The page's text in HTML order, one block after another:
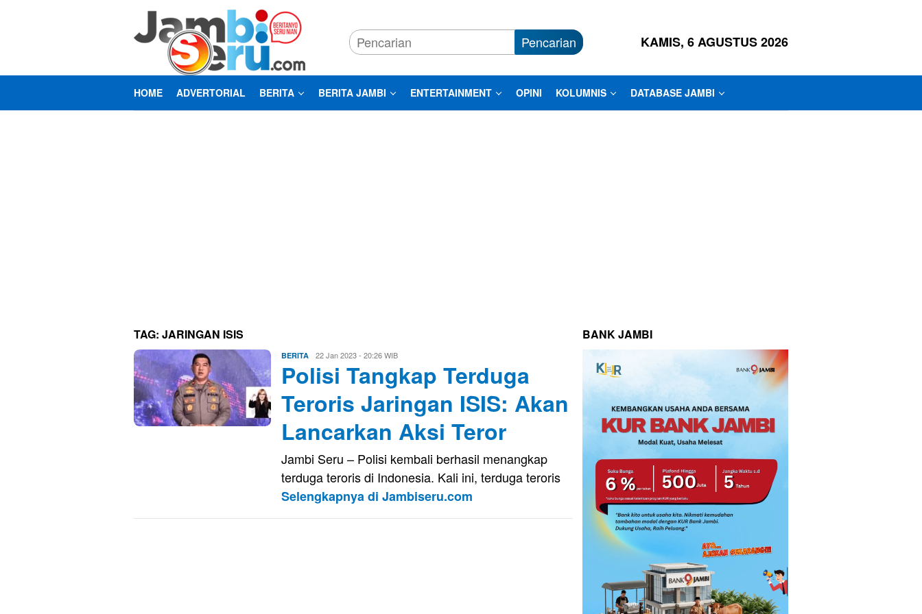
Pencarian KAMIS, 6 AGUSTUS 2026
HOME ADVERTORIAL BERITA BERITA JAMBI ENTERTAINMENT OPINI KOLUMNIS DATABASE JAMBI
TAG: JARINGAN ISIS
BERITA Firman
Saputra
22 Jan 2023 - 20:26 WIB
Polisi Tangkap Terduga
Teroris Jaringan ISIS: Akan
Lancarkan Aksi Teror
Jambi Seru – Polisi kembali berhasil menangkap
terduga teroris di Indonesia. Kali ini, terduga teroris
Selengkapnya di Jambiseru.com
BANK JAMBI